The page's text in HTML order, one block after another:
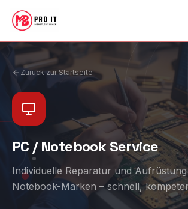
Zurück zur Startseite
PC / Notebook Service
Individuelle Reparatur und
Notebook-Marken – schnell,